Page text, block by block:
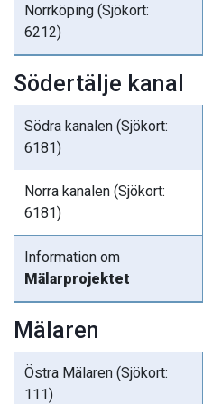
Norrköping (Sjökort:
6212)
Södertälje kanal
Södra kanalen (Sjökort:
6181)
Norra kanalen (Sjökort:
6181)
Information om
Mälarprojektet
Mälaren
Östra Mälaren (Sjökort:
111)